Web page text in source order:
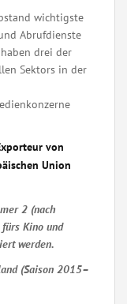
wichtigste
Abrufdienste
drei der
Sektors in der
von
Union
2 (nach
Kino und
werden.
(Saison 2015–